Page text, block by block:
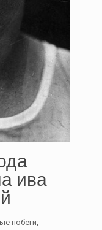
ива
побеги,